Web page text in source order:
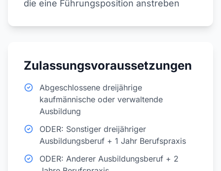
die eine Führungsposition anstreben
Zulassungsvoraussetzungen
Abgeschlossene dreijährige
kaufmännische oder verwaltende
Ausbildung
ODER: Sonstiger dreijähriger
Ausbildungsberuf + 1 Jahr Berufspraxis
ODER: Anderer Ausbildungsberuf + 2